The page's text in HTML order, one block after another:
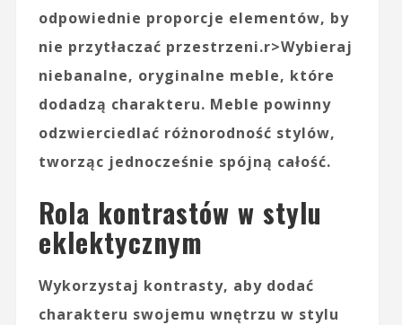
odpowiednie proporcje elementów, by
nie przytłaczać przestrzeni.r>Wybieraj
niebanalne, oryginalne meble, które
dodadzą charakteru. Meble powinny
odzwierciedlać różnorodność stylów,
tworząc jednocześnie spójną całość.
Rola kontrastów w stylu
eklektycznym
Wykorzystaj kontrasty, aby dodać
charakteru swojemu wnętrzu w stylu